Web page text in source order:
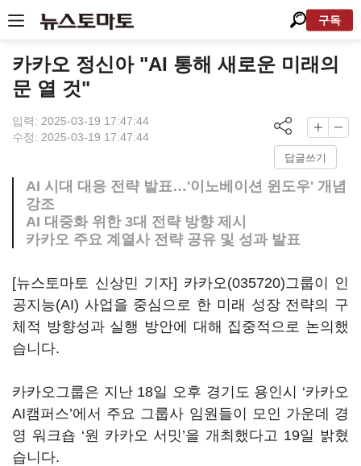
구독
카카오 정신아 "AI 통해 새로운 미래의
문 열 것"
입력: 2025-03-19 17:47:44
수정: 2025-03-19 17:47:44
답글쓰기
AI 시대 대응 전략 발표…'이노베이션 윈도우' 개념
강조
AI 대중화 위한 3대 전략 방향 제시
카카오 주요 계열사 전략 공유 및 성과 발표
[뉴스토마토 신상민 기자] 카카오(035720)그룹이 인
공지능(AI) 사업을 중심으로 한 미래 성장 전략의 구
체적 방향성과 실행 방안에 대해 집중적으로 논의했
습니다.
카카오그룹은 지난 18일 오후 경기도 용인시 ‘카카오
AI캠퍼스’에서 주요 그룹사 임원들이 모인 가운데 경
영 워크숍 ‘원 카카오 서밋’을 개최했다고 19일 밝혔
습니다.